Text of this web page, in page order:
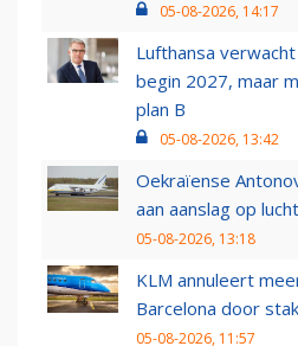
05-08-2026, 14:17
Lufthansa
begin 2027, maar
plan B
05-08-2026, 13:42
Oekraïense
aan aanslag op
05-08-2026, 13:18
KLM annuleert
Barcelona door
05-08-2026, 11:57